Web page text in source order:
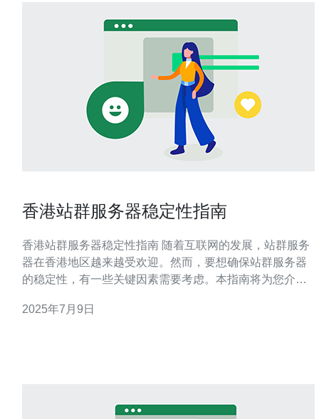
香港站群服务器稳定性指南
香港站群服务器稳定性指南 随着互联网的发展，站群服务
器在香港地区越来越受欢迎。然而，要想确保站群服务器
的稳定性，有一些关键因素需要考虑。本指南将为您介绍
务器提供商是确保站群服务器稳定性的关键。您可以通过
2025年7月9日